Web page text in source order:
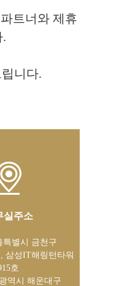
트너와 제휴
니다.
실주소
특별시 금천구
삼성IT해링턴타워
호
역시 해운대구